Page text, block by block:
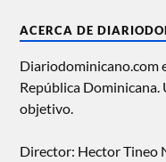
ACERCA DE
Diariodominicano.com
República
objetivo.
Director: Hector Tineo